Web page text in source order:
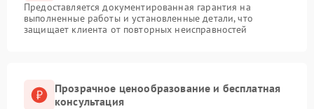
Предоставляется документированная гарантия на
выполненные работы и установленные детали, что
защищает клиента от повторных неисправностей
Прозрачное ценообразование и бесплатная
консультация